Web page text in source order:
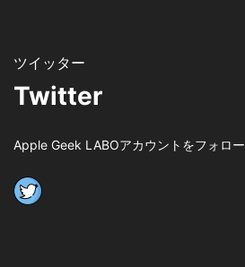
Twitter
Apple Geek LABOアカウントをフォロー